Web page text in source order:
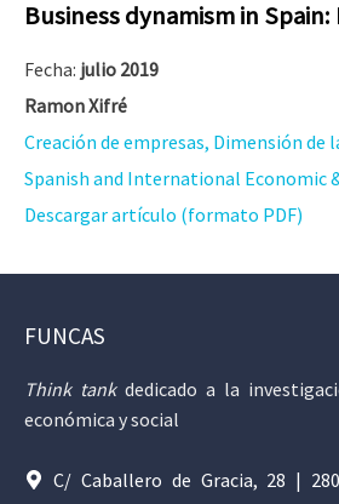
Business dynamism in
Fecha: julio 2019
Ramon Xifré
Creación de empresas, Dimensión
Spanish and International Economic
Descargar artículo (formato PDF)
FUNCAS
Think tankdedicado a la
económica y social
C/ Caballero de Gracia, 28 |